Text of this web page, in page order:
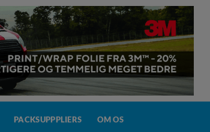
PACKSUPPPLIERS OM OS